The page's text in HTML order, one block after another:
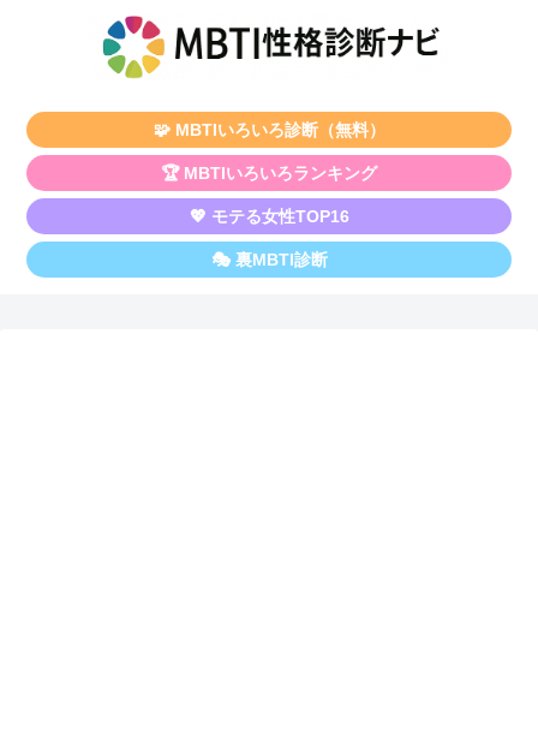
🧩 MBTIいろいろ診断（無料）
🏆 MBTIいろいろランキング
💖 モテる女性TOP16
🎭 裏MBTI診断